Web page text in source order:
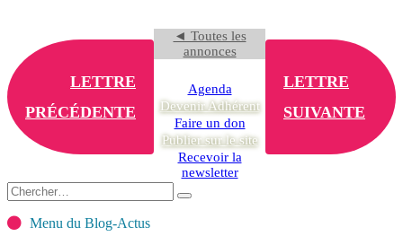
LETTRE
PRÉCÉDENTE
LETTRE
SUIVANTE
◄ Toutes les
annonces
Agenda
Devenir Adhérent
Faire un don
Publier sur le site
Recevoir la
newsletter
Menu du Blog-Actus